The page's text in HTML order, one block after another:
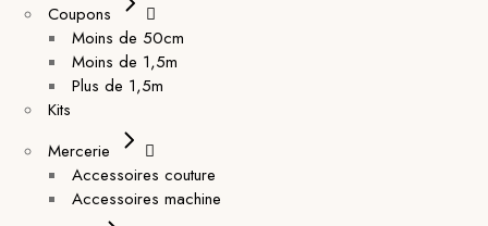
Coupons
Moins de 50cm
Moins de 1,5m
Plus de 1,5m
Kits
Mercerie
Accessoires couture
Accessoires machine